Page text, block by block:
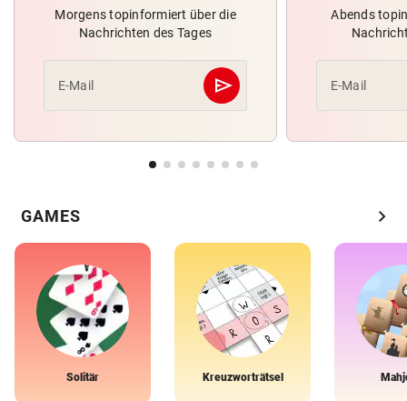
Morgens topinformiert über die
Nachrichten des Tages
E-Mail send
Abschicken
Abends
E-Mail
GAMES chevron_right
Solitär Kreuzworträtsel